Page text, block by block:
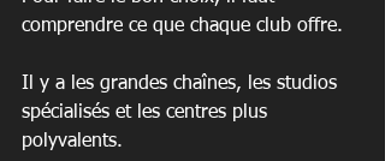
comprendre ce que chaque club offre.
Il y a les grandes chaînes, les studios
spécialisés et les centres plus
polyvalents.